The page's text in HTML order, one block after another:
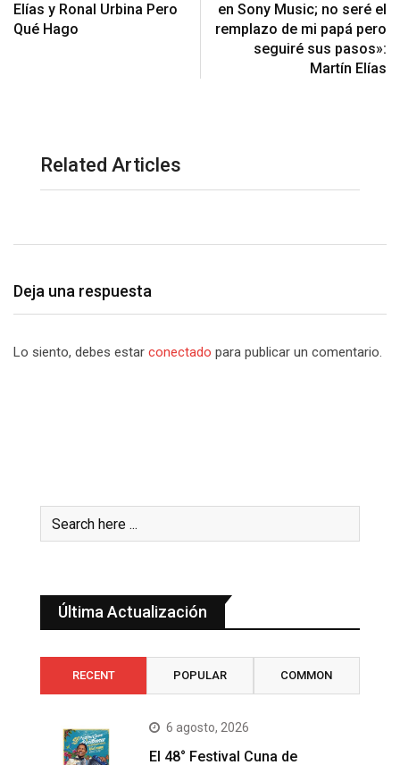
Elías y Ronal Urbina Pero
Qué Hago
en Sony Music; no seré el
remplazo de mi papá pero
seguiré sus pasos»:
Martín Elías
Related Articles
Deja una respuesta
Lo siento, debes estar conectado para publicar un comentario.
Última Actualización
RECENT POPULAR COMMON
6 agosto, 2026
El 48° Festival Cuna de